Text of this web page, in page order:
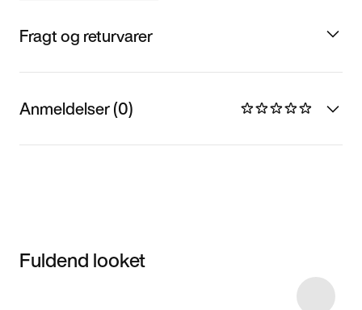
Fragt og returvarer
Anmeldelser (0)
Fuldend looket